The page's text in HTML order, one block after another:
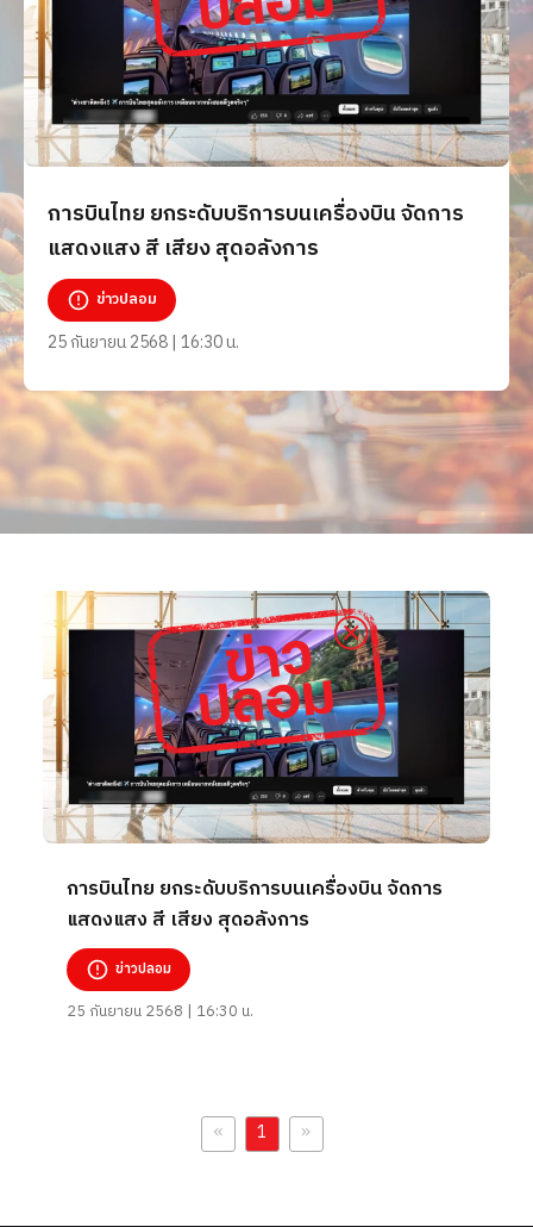
การบินไทย ยกระดับบริการบนเครื่องบิน จัดการ
แสดงแสง สี เสียง สุดอลังการ
ข่าวปลอม
25 กันยายน 2568 | 16:30 น.
การบินไทย ยกระดับบริการบนเครื่องบิน จัดการ
แสดงแสง สี เสียง สุดอลังการ
ข่าวปลอม
25 กันยายน 2568 | 16:30 น.
« 1 »